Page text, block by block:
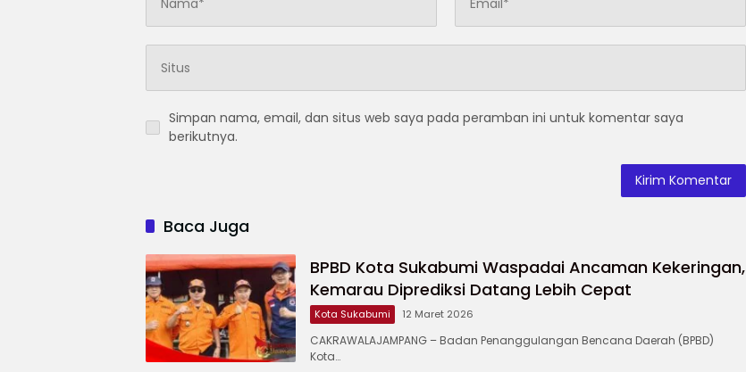
Simpan nama, email, dan situs web saya pada peramban ini untuk komentar saya
berikutnya.
Baca Juga
BPBD Kota Sukabumi Waspadai Ancaman Kekeringan,
Kemarau Diprediksi Datang Lebih Cepat
Kota Sukabumi 12 Maret 2026
CAKRAWALAJAMPANG – Badan Penanggulangan Bencana Daerah (BPBD)
Kota…